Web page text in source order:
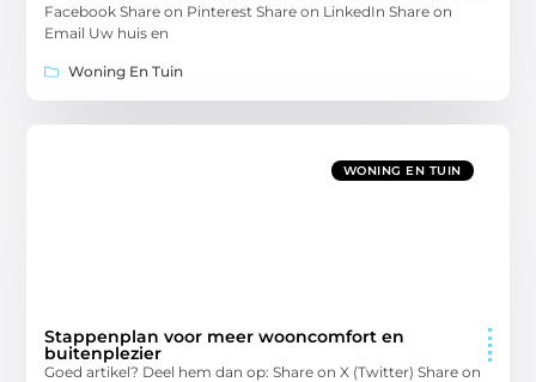
Facebook Share on Pinterest Share on LinkedIn Share on
Email Uw huis en
Woning En Tuin
WONING EN TUIN
Stappenplan voor meer wooncomfort en
buitenplezier
Goed artikel? Deel hem dan op: Share on X (Twitter) Share on